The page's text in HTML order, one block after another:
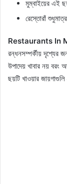
মুম্বাইয়ের এই
রেস্তোরাঁ
Restaurants In
রন্ধনসম্পর্কীয়
উপাদেয় খাবার নয় বরং
ছয়টি খাওয়ার